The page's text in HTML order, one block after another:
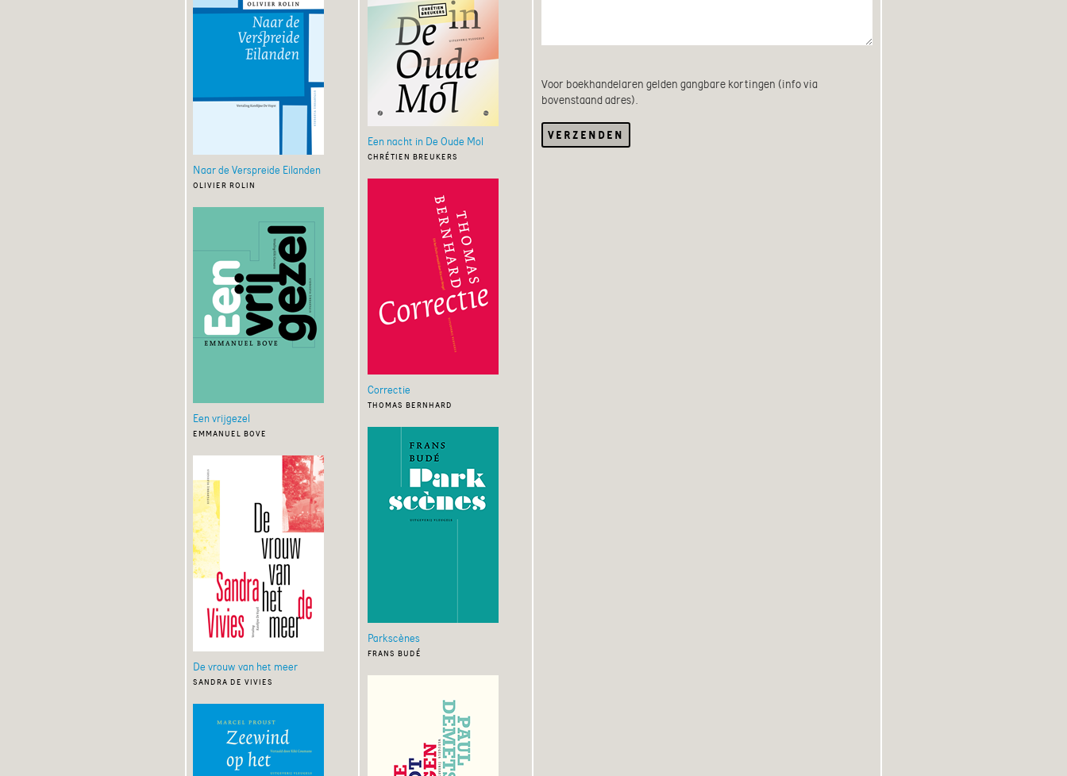
Naar de Verspreide Eilanden
olivier rolin
Een vrijgezel
emmanuel bove
De vrouw van het meer
sandra de vivies
Een nacht in De Oude Mol
chrétien breukers
Correctie
thomas bernhard
Parkscènes
frans budé
Voor boekhandelaren gelden gangbare kortingen (info via
bovenstaand adres).